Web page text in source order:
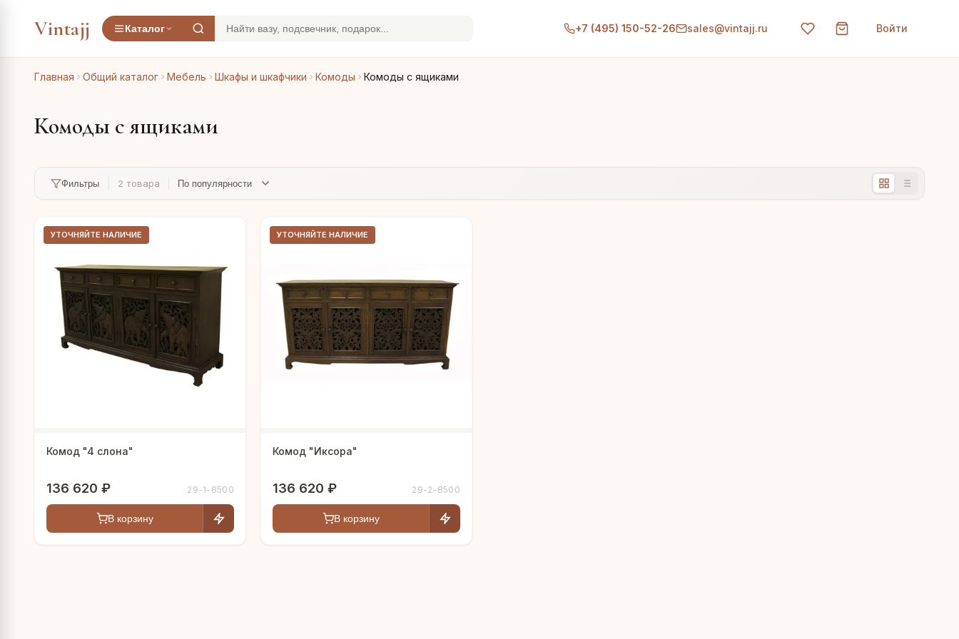
Vintajj Каталог +7 (495) 150-52-26 sales@vintajj.ru Войти
Главная Общий каталог Мебель Шкафы и шкафчики Комоды Комоды с ящиками
Комоды с ящиками
Фильтры 2 товара
УТОЧНЯЙТЕ НАЛИЧИЕ
Комод "4 слона"
136 620 ₽ 29-1-8500
В корзину
УТОЧНЯЙТЕ НАЛИЧИЕ
Комод "Иксора"
136 620 ₽ 29-2-8500
В корзину